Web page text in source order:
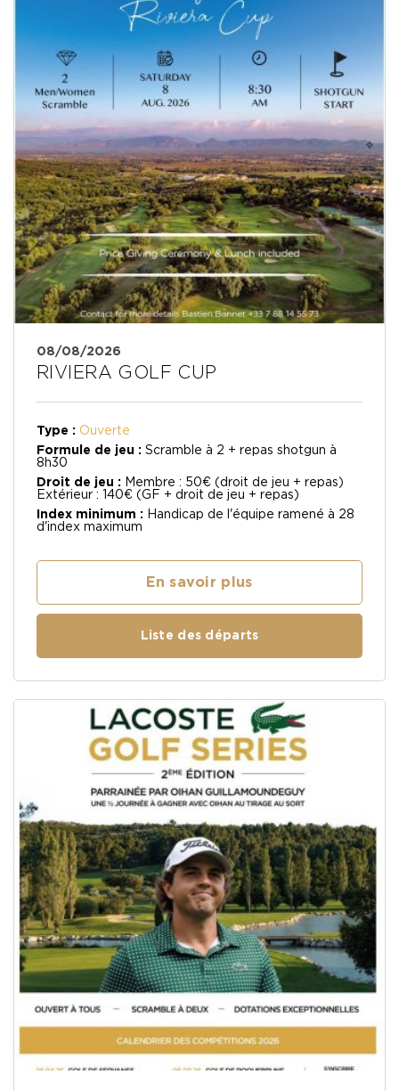
08/08/2026
RIVIERA GOLF CUP
Type : Ouverte
Formule de jeu : Scramble à 2 + repas shotgun à
8h30
Droit de jeu : Membre : 50€ (droit de jeu + repas)
Extérieur : 140€ (GF + droit de jeu + repas)
Index minimum : Handicap de l'équipe ramené à 28
d'index maximum
En savoir plus
Liste des départs